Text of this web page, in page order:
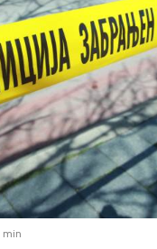
min